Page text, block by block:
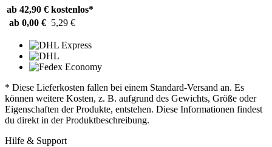
ab 42,90 € kostenlos*
ab 0,00 € 5,29 €
* Diese Lieferkosten fallen bei einem Standard-Versand an. Es
können weitere Kosten, z. B. aufgrund des Gewichts, Größe oder
Eigenschaften der Produkte, entstehen. Diese Informationen findest
du direkt in der Produktbeschreibung.
Hilfe & Support